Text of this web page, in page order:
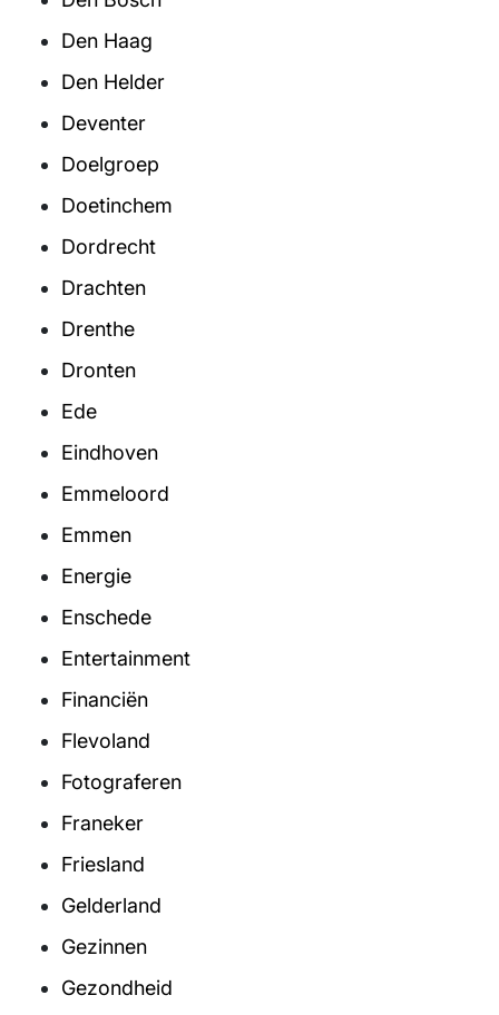
Den Haag
Den Helder
Deventer
Doelgroep
Doetinchem
Dordrecht
Drachten
Drenthe
Dronten
Ede
Eindhoven
Emmeloord
Emmen
Energie
Enschede
Entertainment
Financiën
Flevoland
Fotograferen
Franeker
Friesland
Gelderland
Gezinnen
Gezondheid